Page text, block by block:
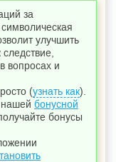
за
улучшить
вопросах и
(узнать как).
нашей бонусной
бонусы